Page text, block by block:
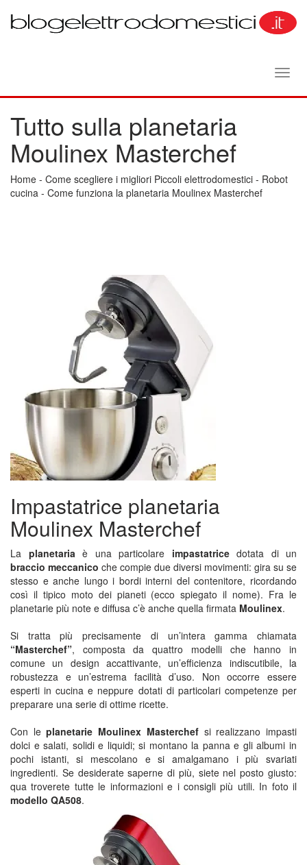
Tutto sulla planetaria
Moulinex Masterchef
Home - Come scegliere i migliori Piccoli elettrodomestici - Robot
cucina - Come funziona la planetaria Moulinex Masterchef
Impastatrice planetaria
Moulinex Masterchef
La planetariaè una particolare impastatricedotata di un
braccio meccanico che compie due diversi movimenti: gira su se
stesso e anche lungo i bordi interni del contenitore, ricordando
così il tipico moto dei pianeti (ecco spiegato il nome). Fra le
planetarie più note e diffusa c’è anche quella firmata Moulinex.
Si tratta più precisamente di un’intera gamma chiamata
“Masterchef”, composta da quattro modelli che hanno in
comune un design accattivante, un’efficienza indiscutibile, la
robustezza e un’estrema facilità d’uso. Non occorre essere
esperti in cucina e neppure dotati di particolari competenze per
preparare una serie di ottime ricette.
Con leplanetarie Moulinex Masterchefsi realizzano impasti
dolci e salati, solidi e liquidi; si montano la panna e gli albumi in
pochi istanti, si mescolano e si amalgamano i più svariati
ingredienti. Se desiderate saperne di più, siete nel posto giusto:
qua troverete tutte le informazioni e i consigli più utili. In foto il
modello QA508.